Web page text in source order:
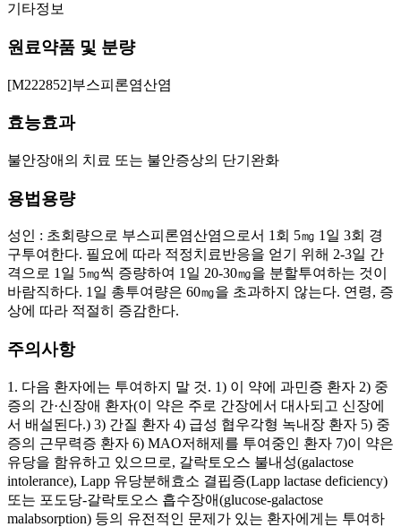
기타정보
원료약품 및 분량
[M222852]부스피론염산염
효능효과
불안장애의 치료 또는 불안증상의 단기완화
용법용량
성인 : 초회량으로 부스피론염산염으로서 1회 5㎎ 1일 3회 경
구투여한다. 필요에 따라 적정치료반응을 얻기 위해 2-3일 간
격으로 1일 5㎎씩 증량하여 1일 20-30㎎을 분할투여하는 것이
바람직하다. 1일 총투여량은 60㎎을 초과하지 않는다. 연령, 증
상에 따라 적절히 증감한다.
주의사항
1. 다음 환자에는 투여하지 말 것. 1) 이 약에 과민증 환자 2) 중
증의 간·신장애 환자(이 약은 주로 간장에서 대사되고 신장에
서 배설된다.) 3) 간질 환자 4) 급성 협우각형 녹내장 환자 5) 중
증의 근무력증 환자 6) MAO저해제를 투여중인 환자 7)이 약은
유당을 함유하고 있으므로, 갈락토오스 불내성(galactose
intolerance), Lapp 유당분해효소 결핍증(Lapp lactase deficiency)
또는 포도당-갈락토오스 흡수장애(glucose-galactose
malabsorption) 등의 유전적인 문제가 있는 환자에게는 투여하